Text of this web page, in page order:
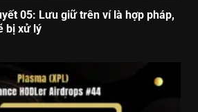
05: Lưu giữ trên ví là hợp pháp,
bị xử lý